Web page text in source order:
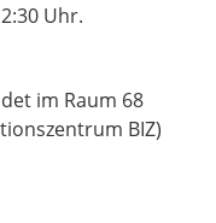
Uhr.
im Raum 68
BIZ)